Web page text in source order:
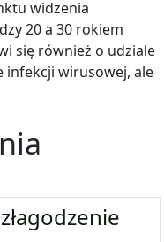
widzenia
20 a 30 rokiem
się również o udziale
infekcji wirusowej, ale